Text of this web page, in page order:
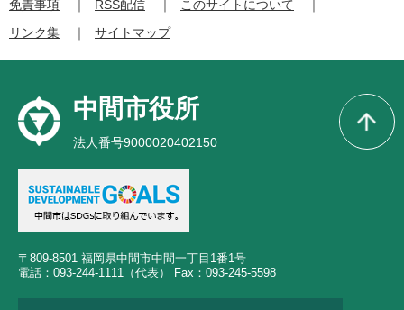
免責事項
RSS配信
このサイトについて
リンク集
サイトマップ
中間市役所
法人番号9000020402150
〒809-8501 福岡県中間市中間一丁目1番1号
電話：093-244-1111（代表） Fax：093-245-5598